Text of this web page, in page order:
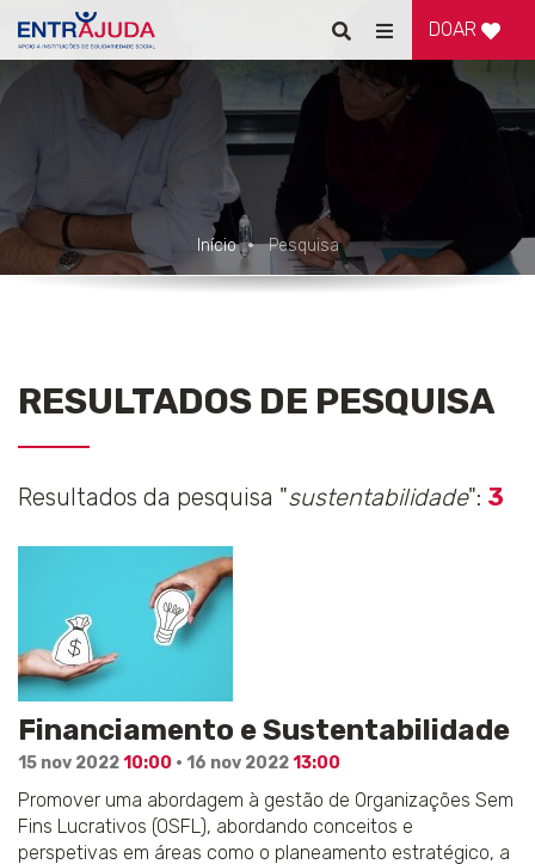
Pesquisar
Alternar
de
DOAR
Início Pesquisa
RESULTADOS DE PESQUISA
Resultados da pesquisa "sustentabilidade": 3
Financiamento e Sustentabilidade
15 nov 202210:00 · 16 nov 202213:00
Promover uma abordagem à gestão de Organizações Sem
Fins Lucrativos (OSFL), abordando conceitos e
perspetivas em áreas como o planeamento estratégico, a